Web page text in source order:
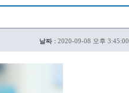
날짜 : 2020-09-08 오후 3:45:00